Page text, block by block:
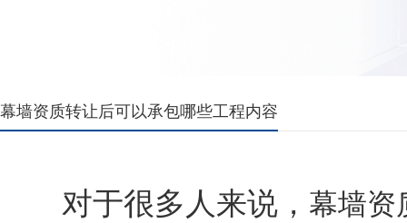
幕墙资质转让后可以承包哪些工程内容
对于很多人来说， 幕墙资